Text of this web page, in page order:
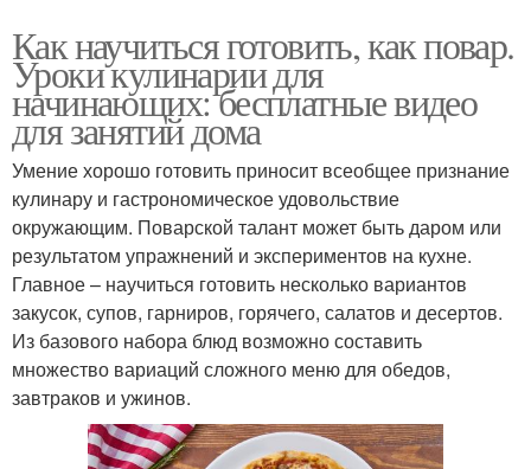
Как научиться готовить, как повар.
Уроки кулинарии для
начинающих: бесплатные видео
для занятий дома
Умение хорошо готовить приносит всеобщее признание
кулинару и гастрономическое удовольствие
окружающим. Поварской талант может быть даром или
результатом упражнений и экспериментов на кухне.
Главное – научиться готовить несколько вариантов
закусок, супов, гарниров, горячего, салатов и десертов.
Из базового набора блюд возможно составить
множество вариаций сложного меню для обедов,
завтраков и ужинов.